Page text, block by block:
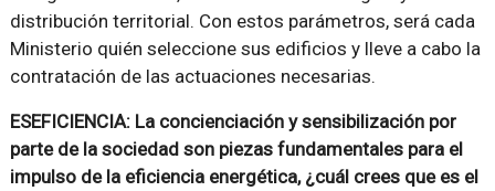
distribución territorial. Con estos parámetros, será cada
Ministerio quién seleccione sus edificios y lleve a cabo la
contratación de las actuaciones necesarias.
ESEFICIENCIA: La concienciación y sensibilización por
parte de la sociedad son piezas fundamentales para el
impulso de la eficiencia energética, ¿cuál crees que es el